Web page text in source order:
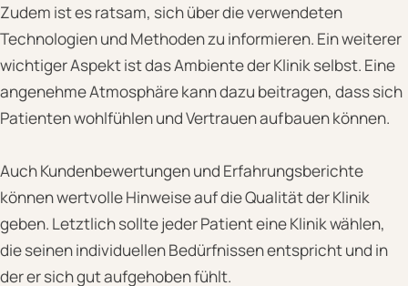
Zudem ist es ratsam, sich über die verwendeten
Technologien und Methoden zu informieren. Ein weiterer
wichtiger Aspekt ist das Ambiente der Klinik selbst. Eine
angenehme Atmosphäre kann dazu beitragen, dass sich
Patienten wohlfühlen und Vertrauen aufbauen können.
Auch Kundenbewertungen und Erfahrungsberichte
können wertvolle Hinweise auf die Qualität der Klinik
geben. Letztlich sollte jeder Patient eine Klinik wählen,
die seinen individuellen Bedürfnissen entspricht und in
der er sich gut aufgehoben fühlt.